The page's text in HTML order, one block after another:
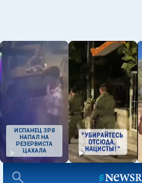
ИСПАНЕЦ ЗРЯ
НАПАЛ НА
РЕЗЕРВИСТА
ЦАХАЛА